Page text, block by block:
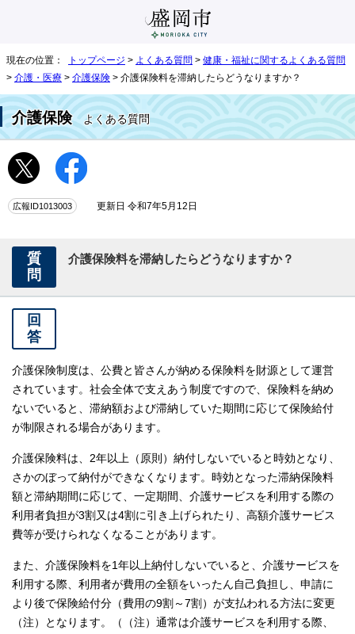
現在の位置： トップページ > よくある質問 > 健康・福祉に関するよくある質問
> 介護・医療 > 介護保険 > 介護保険料を滞納したらどうなりますか？
介護保険よくある質問
広報ID1013003 更新日 令和7年5月12日
質
問
介護保険料を滞納したらどうなりますか？
回
答
介護保険制度は、公費と皆さんが納める保険料を財源として運営
されています。社会全体で支えあう制度ですので、保険料を納め
ないでいると、滞納額および滞納していた期間に応じて保険給付
が制限される場合があります。
介護保険料は、2年以上（原則）納付しないでいると時効となり、
さかのぼって納付ができなくなります。時効となった滞納保険料
額と滞納期間に応じて、一定期間、介護サービスを利用する際の
利用者負担が3割又は4割に引き上げられたり、高額介護サービス
費等が受けられなくなることがあります。
また、介護保険料を1年以上納付しないでいると、介護サービスを
利用する際、利用者が費用の全額をいったん自己負担し、申請に
より後で保険給付分（費用の9割～7割）が支払われる方法に変更
（注）となります。（（注）通常は介護サービスを利用する際、